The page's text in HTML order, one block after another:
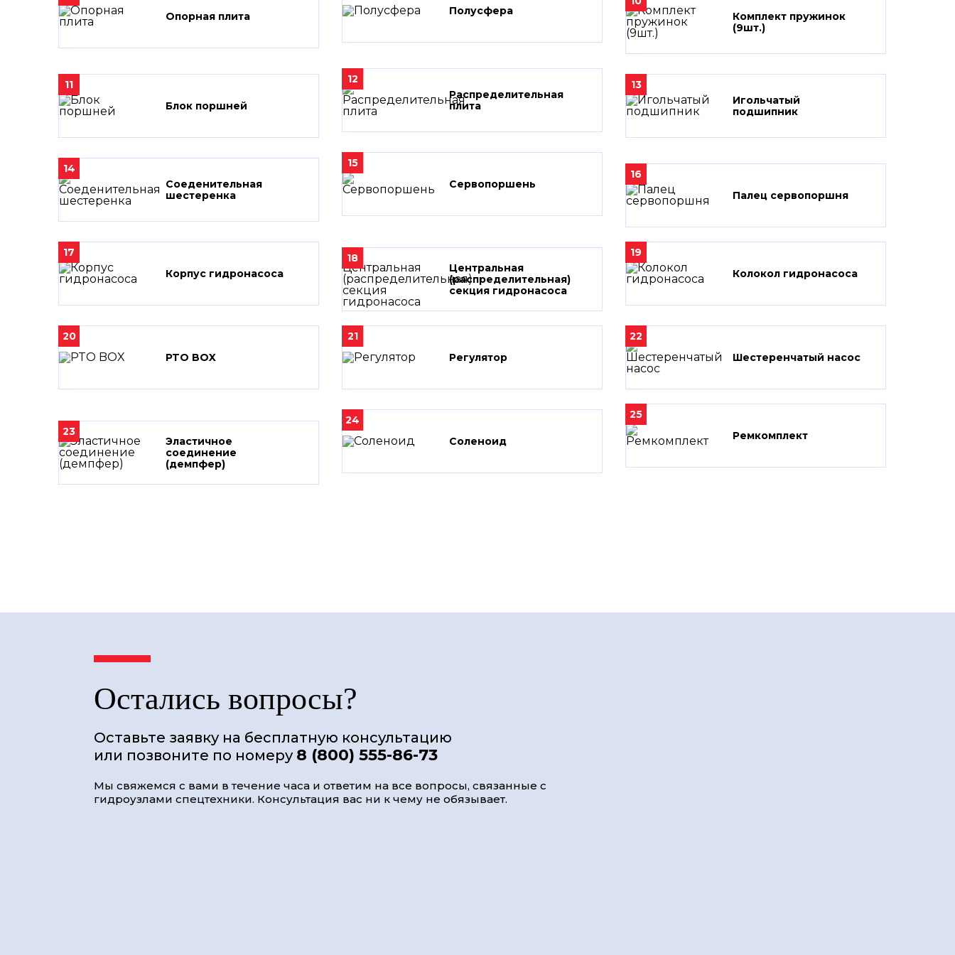
Опорная плита
Полусфера
Комплект пружинок
(9шт.)
11
Блок поршней
12
Распределительная
плита
13
Игольчатый
подшипник
14
Соеденительная
шестеренка
15
Сервопоршень
16
Палец сервопоршня
17
Корпус гидронасоса
18
Центральная
(распределительная)
секция гидронасоса
19
Колокол гидронасоса
20
PTO BOX
21
Регулятор
22
Шестеренчатый насос
23
Эластичное
соединение
(демпфер)
24
Соленоид
25
Ремкомплект
Остались вопросы?
Оставьте заявку на бесплатную консультацию
или позвоните по номеру 8 (800) 555-86-73
Мы свяжемся с вами в течение часа и ответим на все вопросы, связанные с
гидроузлами спецтехники. Консультация вас ни к чему не обязывает.